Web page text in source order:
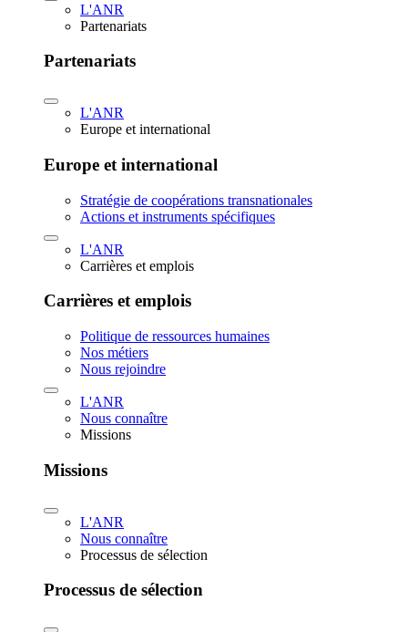
L'ANR
Partenariats
Partenariats
L'ANR
Europe et international
Europe et international
Stratégie de coopérations transnationales
Actions et instruments spécifiques
L'ANR
Carrières et emplois
Carrières et emplois
Politique de ressources humaines
Nos métiers
Nous rejoindre
L'ANR
Nous connaître
Missions
Missions
L'ANR
Nous connaître
Processus de sélection
Processus de sélection